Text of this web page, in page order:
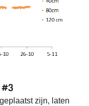
#3
zijn, laten